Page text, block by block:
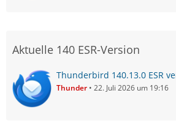
Aktuelle 140 ESR-Version
Thunderbird 140.13.0 ESR
Thunder 22. Juli 2026 um 19:16